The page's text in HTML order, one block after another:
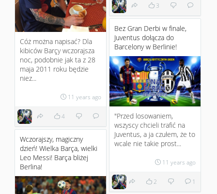
3
Cóż można napisać? Dla
kibiców Barçy wczorajsza
noc, podobnie jak ta z 28
maja 2011 roku będzie
niez...
11 years ago
4
Bez Gran Derbi w finale,
Juventus dołącza do
Barcelony w Berlinie!
"Przed losowaniem,
wszyscy chcieli trafić na
Juventus, a ja czułem, że to
wcale nie takie prost...
11 years ago
2 1
Wczorajszy, magiczny
dzień! Wielka Barça, wielki
Leo Messi! Barça bliżej
Berlina!